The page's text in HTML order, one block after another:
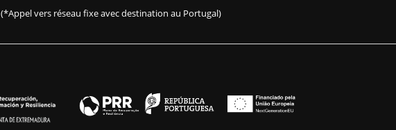
(*Appel vers réseau fixe avec destination au Portugal)